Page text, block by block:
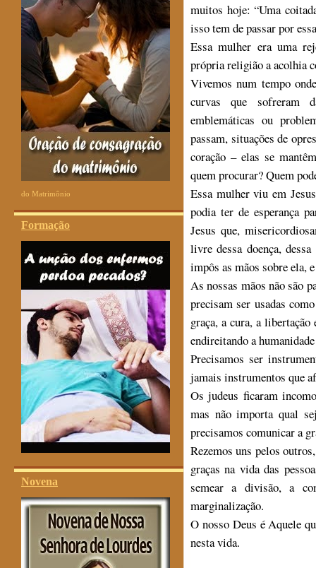
do Matrimônio
Formação
Novena
muitos hoje: “Uma
isso tem de passar por
Essa mulher era uma
própria religião a acolhia
Vivemos num tempo
curvas que sofreram
emblemáticas ou
passam, situações de
coração – elas se
quem procurar? Quem
Essa mulher viu em
podia ter de esperança
Jesus que,
livre dessa doença,
impôs as mãos sobre ela,
As nossas mãos não são
precisam ser usadas
graça, a cura, a libertação
endireitando a
Precisamos ser
jamais instrumentos que
Os judeus ficaram
mas não importa qual
precisamos comunicar a
Rezemos uns pelos
graças na vida das
semear a divisão, a
marginalização.
O nosso Deus é Aquele
nesta vida.